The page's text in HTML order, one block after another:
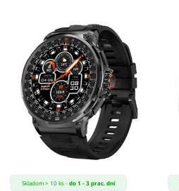
Skladom > 10 ks -do 1 - 3 prac. dní